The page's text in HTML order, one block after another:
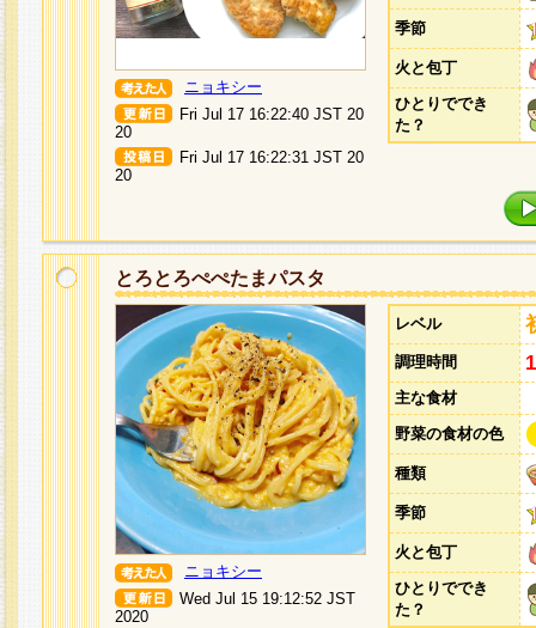
ニョキシー
Fri Jul 17 16:22:40 JST 20
20
Fri Jul 17 16:22:31 JST 20
20
季節
火と包丁
ひとりででき
た？
とろとろぺぺたまパスタ
ニョキシー
Wed Jul 15 19:12:52 JST
2020
レベル
調理時間
主な食材
野菜の食材の色
種類
季節
火と包丁
ひとりででき
た？